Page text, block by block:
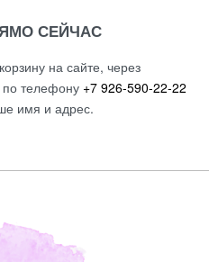
СЕЙЧАС
на сайте, через
по телефону +7 926-590-22-22
имя и адрес.